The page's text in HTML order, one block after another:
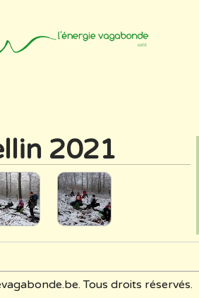
Animateurs
Contact2021
Tous droits réservés.